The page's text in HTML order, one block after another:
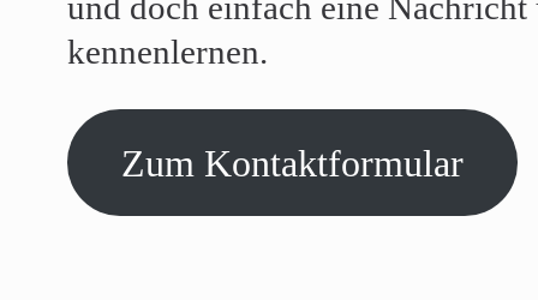
kennenlernen.
Zum Kontaktformular